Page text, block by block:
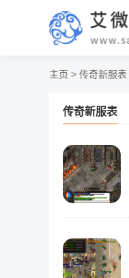
主页 > 传奇新服表
传奇新服表